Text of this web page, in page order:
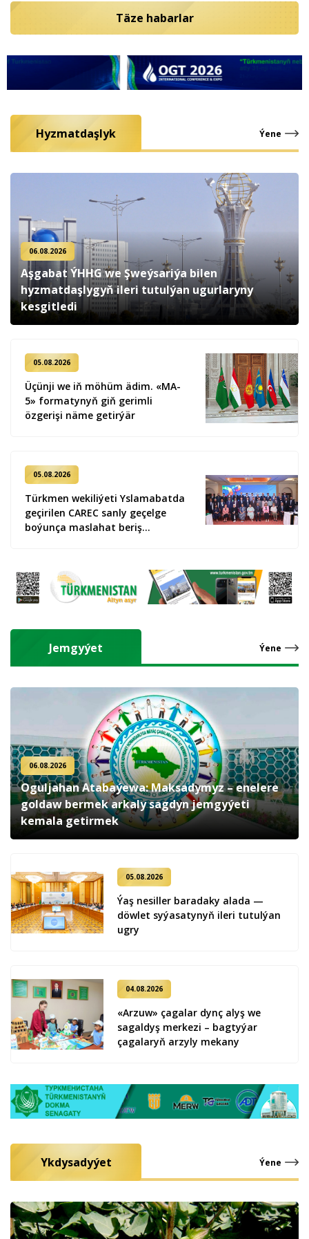
Täze habarlar
Hyzmatdaşlyk Ýene
06.08.2026
Aşgabat ÝHHG we Şweýsariýa bilen
hyzmatdaşlygyň ileri tutulýan ugurlaryny
kesgitledi
05.08.2026
Üçünji we iň möhüm ädim. «MA-
5» formatynyň giň gerimli
özgerişi näme getirýär
05.08.2026
Türkmen wekiliýeti Yslamabatda
geçirilen CAREC sanly geçelge
boýunça maslahat beriş
Jemgyýet Ýene
06.08.2026
Oguljahan Atabaýewa: Maksadymyz – enelere
goldaw bermek arkaly sagdyn jemgyýeti
kemala getirmek
05.08.2026
Ýaş ne­sil­ler ba­ra­da­ky ala­da —
döw­let sy­ýa­sa­ty­nyň ile­ri tu­tul­ýan
ug­ry
04.08.2026
«Arzuw» çagalar dynç alyş we
sagaldyş merkezi – bagtyýar
çagalaryň arzyly mekany
Ykdysadyýet Ýene